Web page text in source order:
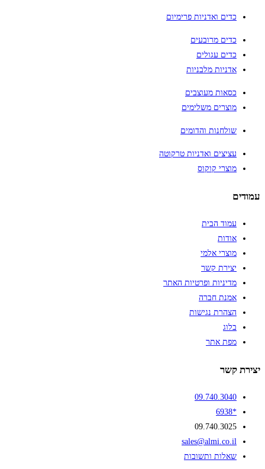
כדים ואדניות פרימיום
כדים מרובעים
כדים עגולים
אדניות מלבניות
כסאות מעוצבים
מוצרים משלימים
שולחנות והדומים
עציצים ואדניות טרקוטה
מוצרי קוקוס
עמודים
עמוד הבית
אודות
מוצרי אלמי
יצירת קשר
מדיניות ופרטיות האתר
אמנת חברה
הצהרת נגישות
בלוג
מפת אתר
יצירת קשר
09.740.3040
*6938
09.740.3025
sales@almi.co.il
שאלות ותשובות